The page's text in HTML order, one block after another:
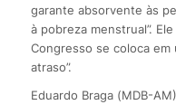
garante absorvente às
à pobreza menstrual”.
Congresso se coloca em
atraso”.
Eduardo Braga (MDB-